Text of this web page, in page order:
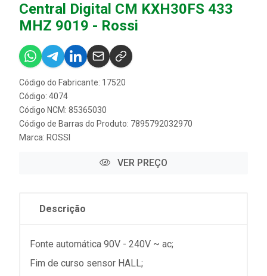
Central Digital CM KXH30FS 433
MHZ 9019 - Rossi
Código do Fabricante: 17520
Código: 4074
Código NCM: 85365030
Código de Barras do Produto: 7895792032970
Marca: ROSSI
VER PREÇO
Descrição
Fonte automática 90V - 240V ~ ac;
Fim de curso sensor HALL;